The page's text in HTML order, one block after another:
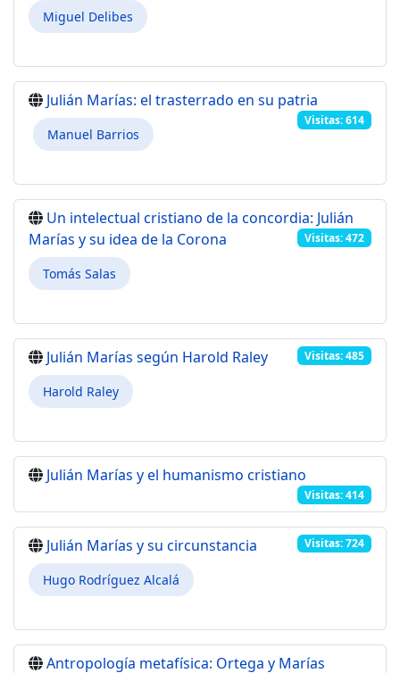
Miguel Delibes
Julián Marías: el trasterrado en su patria
Visitas: 614
Manuel Barrios
Un intelectual cristiano de la concordia: Julián
Marías y su idea de la Corona
Visitas: 472
Tomás Salas
Julián Marías según Harold Raley Visitas: 485
Harold Raley
Julián Marías y el humanismo cristiano
Visitas: 414
Julián Marías y su circunstancia Visitas: 724
Hugo Rodríguez Alcalá
Antropología metafísica: Ortega y Marías